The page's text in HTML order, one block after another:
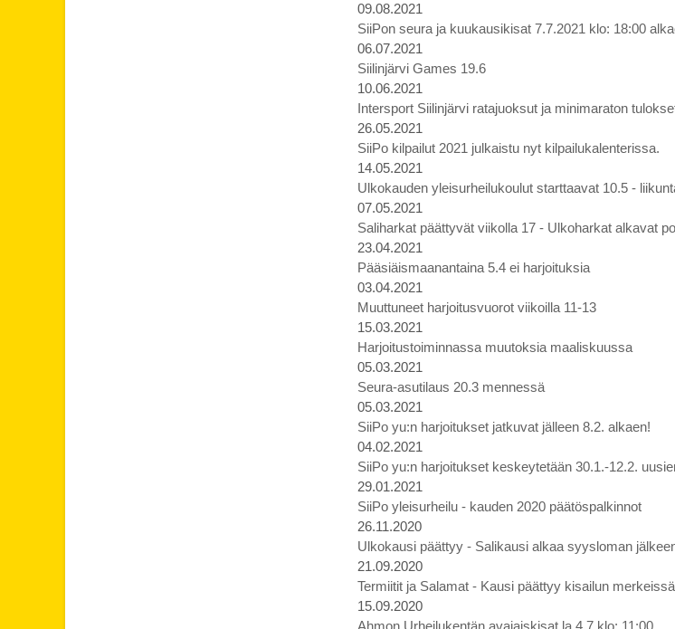
09.08.2021
SiiPon seura ja kuukausikisat 7.7.2021 klo: 18:00
06.07.2021
Siilinjärvi Games 19.6
10.06.2021
Intersport Siilinjärvi ratajuoksut ja minimaraton
26.05.2021
SiiPo kilpailut 2021 julkaistu nyt kilpailukalenterissa.
14.05.2021
Ulkokauden yleisurheilukoulut starttaavat 10.5 -
07.05.2021
Saliharkat päättyvät viikolla 17 - Ulkoharkat alkavat
23.04.2021
Pääsiäismaanantaina 5.4 ei harjoituksia
03.04.2021
Muuttuneet harjoitusvuorot viikoilla 11-13
15.03.2021
Harjoitustoiminnassa muutoksia maaliskuussa
05.03.2021
Seura-asutilaus 20.3 mennessä
05.03.2021
SiiPo yu:n harjoitukset jatkuvat jälleen 8.2. alkaen!
04.02.2021
SiiPo yu:n harjoitukset keskeytetään 30.1.-12.2.
29.01.2021
SiiPo yleisurheilu - kauden 2020 päätöspalkinnot
26.11.2020
Ulkokausi päättyy - Salikausi alkaa syysloman
21.09.2020
Termiitit ja Salamat - Kausi päättyy kisailun
15.09.2020
Ahmon Urheilukentän avajaiskisat la 4.7 klo: 11:00